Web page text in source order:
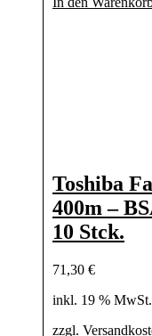
Toshiba
400m –
10 Stck.
71,30 €
inkl. 19 % MwSt.
zzgl.